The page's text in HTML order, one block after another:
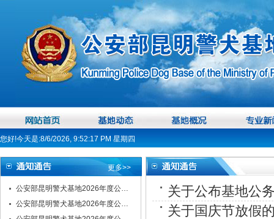
您好!今天是:8/6/2026, 9:52:18 PM 星期四
更多>>
公安部昆明警犬基地2026年度公…
公安部昆明警犬基地2026年度公…
关于公布基地公
关于国庆节放假